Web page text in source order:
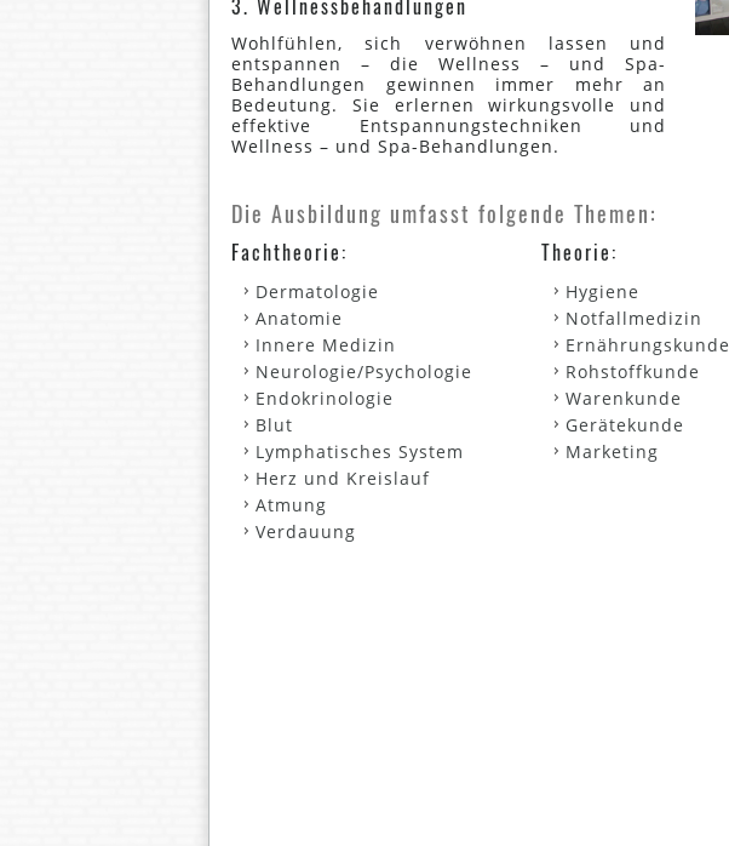
3. Wellnessbehandlungen
Wohlfühlen, sich verwöhnen lassen und
entspannen – die Wellness – und Spa-
Behandlungen gewinnen immer mehr an
Bedeutung. Sie erlernen wirkungsvolle und
effektive Entspannungstechniken und
Wellness – und Spa-Behandlungen.
Die Ausbildung umfasst folgende Themen:
Fachtheorie:
Dermatologie
Anatomie
Innere Medizin
Neurologie/Psychologie
Endokrinologie
Blut
Lymphatisches System
Herz und Kreislauf
Atmung
Verdauung
Theorie:
Hygiene
Notfallmedizin
Ernährungskunde
Rohstoffkunde
Warenkunde
Gerätekunde
Marketing